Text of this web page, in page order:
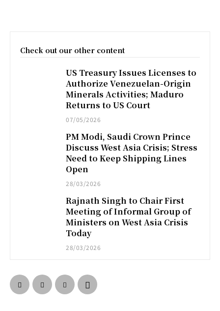
Check out our other content
US Treasury Issues Licenses to
Authorize Venezuelan-Origin
Minerals Activities; Maduro
Returns to US Court
07/05/2026
PM Modi, Saudi Crown Prince
Discuss West Asia Crisis; Stress
Need to Keep Shipping Lines
Open
28/03/2026
Rajnath Singh to Chair First
Meeting of Informal Group of
Ministers on West Asia Crisis
Today
28/03/2026